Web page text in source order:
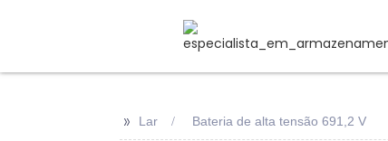
>> Lar Bateria de alta tensão 691,2 V